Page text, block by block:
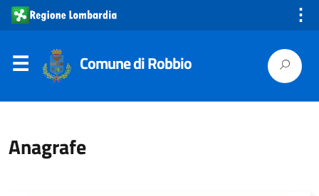
⋮
Comune di Robbio
Anagrafe